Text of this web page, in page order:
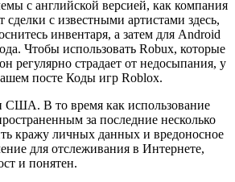
с английской версией, как компания
сделки с известными артистами здесь,
инвентаря, а затем для Android
Чтобы использовать Robux, которые
регулярно страдает от недосыпания, у
посте Коды игр Roblox.
США. В то время как использование
за последние несколько
кражу личных данных и вредоносное
для отслеживания в Интернете,
и понятен.